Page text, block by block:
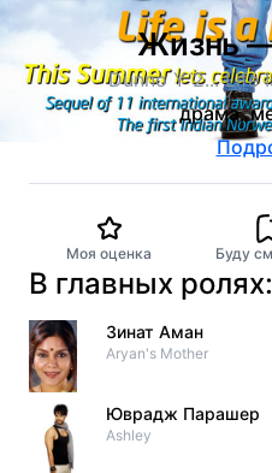
Жизнь
Dunno Y 2... Life
драма,
Моя оценка Буду
В главных ролях:
Зинат Аман
Aryan's Mother
Юврадж Парашер
Ashley